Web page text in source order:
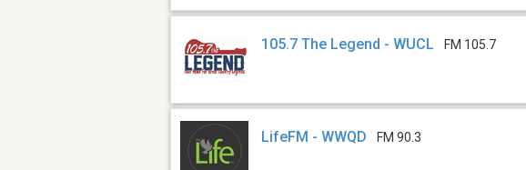
105.7 The Legend - WUCL FM 105.7
LifeFM - WWQD FM 90.3